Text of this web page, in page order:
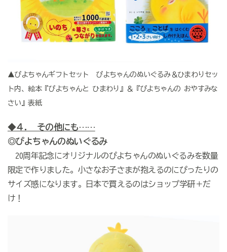
▲ぴよちゃんギフトセット ぴよちゃんのぬいぐるみ＆ひまわりセッ
ト内、絵本『ぴよちゃんと ひまわり』＆『ぴよちゃんの おやすみな
さい』表紙
◆４. その他にも……
◎ぴよちゃんのぬいぐるみ
20周年記念にオリジナルのぴよちゃんのぬいぐるみを数量
限定で作りました。小さなお子さまが抱えるのにぴったりの
サイズ感になります。日本で買えるのはショップ学研＋だ
け！